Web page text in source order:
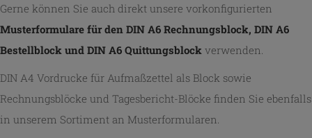
Gerne können Sie auch direkt unsere vorkonfigurierten
Musterformulare für den DIN A6 Rechnungsblock, DIN A6
Bestellblock und DIN A6 Quittungsblock verwenden.
DIN A4 Vordrucke für Aufmaßzettel als Block sowie
Rechnungsblöcke und Tagesbericht-Blöcke finden Sie ebenfalls
in unserem Sortiment an Musterformularen.